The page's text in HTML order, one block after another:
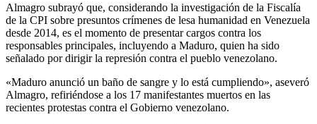
Almagro subrayó que, considerando la investigación de la Fiscalía
de la CPI sobre presuntos crímenes de lesa humanidad en Venezuela
desde 2014, es el momento de presentar cargos contra los
responsables principales, incluyendo a Maduro, quien ha sido
señalado por dirigir la represión contra el pueblo venezolano.
«Maduro anunció un baño de sangre y lo está cumpliendo», aseveró
Almagro, refiriéndose a los 17 manifestantes muertos en las
recientes protestas contra el Gobierno venezolano.